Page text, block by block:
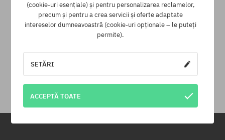
Pentru returnarea produsului ai la dispoziție 30 zile de la data
primirii.
(cookie-uri esențiale) și pentru personalizarea reclamelor,
precum și pentru a crea servicii și oferte adaptate
intereselor dumneavoastră (cookie-uri opționale – le puteți
permite).
SETĂRI
ACCEPTĂ TOATE